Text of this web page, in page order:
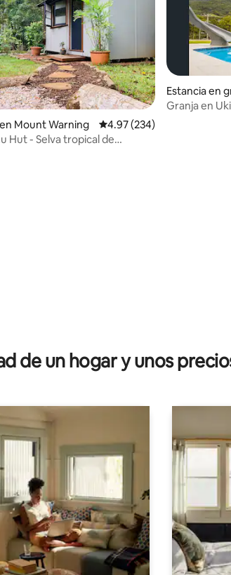
de 5; 1,116 evaluaciones
Mount Warning Calificación promedio: 4.97
4.97 (234)
Hut - Selva tropical de
Estancia en
Granja en
de un hogar y unos